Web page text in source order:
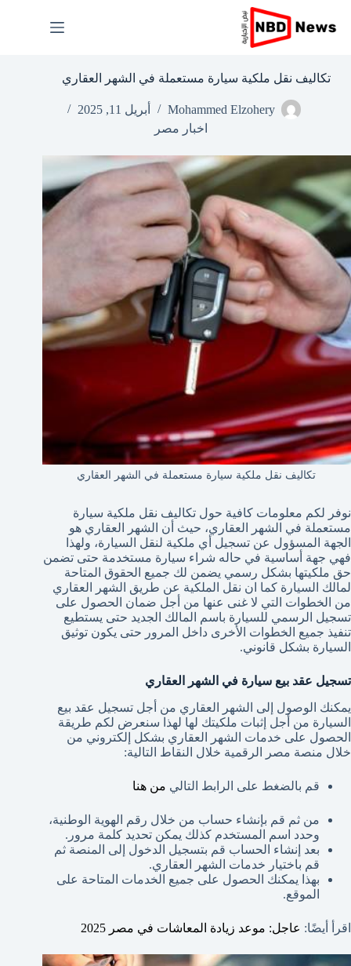
إلى
المحتوى
تكاليف نقل ملكية سيارة مستعملة في الشهر العقاري
Mohammed Elzohery
أبريل 11, 2025
اخبار مصر
تكاليف نقل ملكية سيارة مستعملة في الشهر العقاري
نوفر لكم معلومات كافية حول تكاليف نقل ملكية سيارة
مستعملة في الشهر العقاري، حيث أن الشهر العقاري هو
الجهة المسؤول عن تسجيل أي ملكية لنقل السيارة، ولهذا
فهي جهة أساسية في حاله شراء سيارة مستخدمة حتى تضمن
حق ملكيتها بشكل رسمي يضمن لك جميع الحقوق المتاحة
لمالك السيارة كما ان نقل الملكية عن طريق الشهر العقاري
من الخطوات التي لا غنى عنها من أجل ضمان الحصول على
تسجيل الرسمي للسيارة باسم المالك الجديد حتى يستطيع
تنفيذ جميع الخطوات الأخرى داخل المرور حتى يكون توثيق
السيارة بشكل قانوني.
تسجيل عقد بيع سيارة في الشهر العقاري
يمكنك الوصول إلى الشهر العقاري من أجل تسجيل عقد بيع
السيارة من أجل إثبات ملكيتك لها لهذا سنعرض لكم طريقة
الحصول على خدمات الشهر العقاري بشكل إلكتروني من
خلال منصة مصر الرقمية خلال النقاط التالية:
قم بالضغط على الرابط التالي من هنا
من ثم قم بإنشاء حساب من خلال رقم الهوية الوطنية،
وحدد اسم المستخدم كذلك يمكن تحديد كلمة مرور.
بعد إنشاء الحساب قم بتسجيل الدخول إلى المنصة ثم
قم باختيار خدمات الشهر العقاري.
بهذا يمكنك الحصول على جميع الخدمات المتاحة على
الموقع.
اقرأ أيضًا: عاجل: موعد زيادة المعاشات في مصر 2025